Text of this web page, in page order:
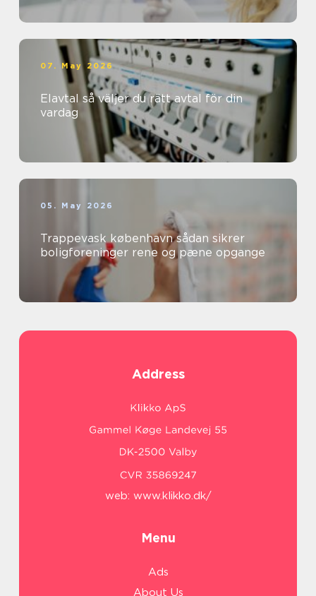
07. May 2026
Elavtal så väljer du rätt avtal för din
vardag
05. May 2026
Trappevask københavn sådan sikrer
boligforeninger rene og pæne opgange
Address
web: www.klikko.dk/
Menu
Ads
About Us